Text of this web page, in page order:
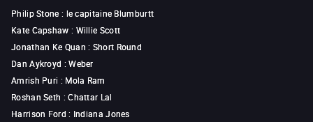
Philip Stone : le capitaine Blumburtt
Kate Capshaw : Willie Scott
Jonathan Ke Quan : Short Round
Dan Aykroyd :Weber
Amrish Puri : Mola Ram
Roshan Seth :Chattar Lal
Harrison Ford : Indiana Jones